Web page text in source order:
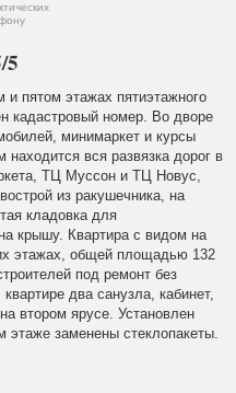
5
и пятом этажах пятиэтажного
кадастровый номер. Во дворе
минимаркет и курсы
вся развязка дорог в
ТЦ Муссон и ТЦ Новус,
из ракушечника, на
кладовка для
крышу. Квартира с видом на
этажах, общей площадью 132
под ремонт без
два санузла, кабинет,
втором ярусе. Установлен
заменены стеклопакеты.